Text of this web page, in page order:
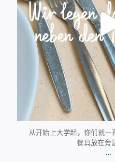
从开始上大学起，你们就
餐具放在
...